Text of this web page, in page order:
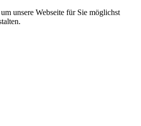
unsere Webseite für Sie möglichst